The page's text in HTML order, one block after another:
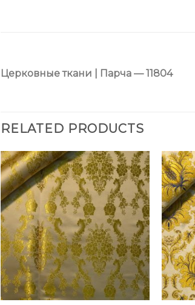
Церковные ткани | Парча — 11804
RELATED PRODUCTS